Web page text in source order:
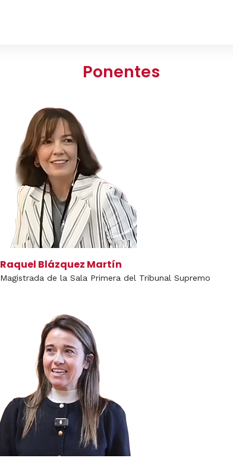
Ponentes
Raquel Blázquez Martín
Magistrada de la Sala Primera del Tribunal Supremo